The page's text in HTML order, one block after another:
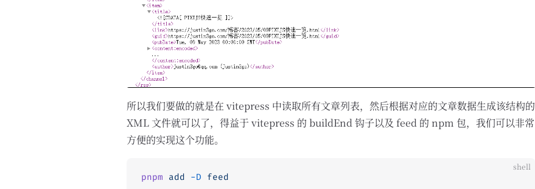
所以我们要做的就是在 vitepress 中读取所有文章列表，然后根据对应的文章数据生成该结构的
XML 文件就可以了，得益于 vitepress 的 buildEnd 钩子以及 feed 的 npm 包，我们可以非常
方便的实现这个功能。
shell
pnpm add -D feed